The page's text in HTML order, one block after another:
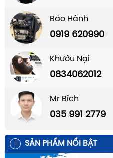
Bảo Hành
0919 620990
Khướu Nại
0834062012
Mr Bích
035 991 2779
SẢN PHẨM NỔI BẬT